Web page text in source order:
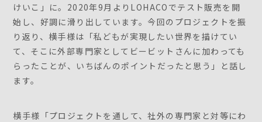
けいこ」に。2020年9月よりLOHACOでテスト販売を開
始し、好調に滑り出しています。今回のプロジェクトを振
り返り、横手様は「私どもが実現したい世界を描けてい
て、そこに外部専門家としてビービットさんに加わっても
らったことが、いちばんのポイントだったと思う」と話し
ます。
横手様「プロジェクトを通して、社外の専門家と対等にわ